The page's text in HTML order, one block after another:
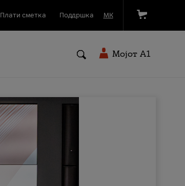
Плати сметка Поддршка МК
Мојот A1